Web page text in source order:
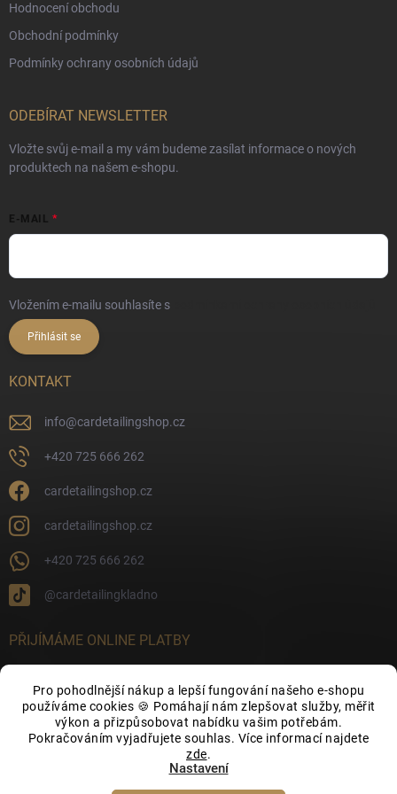
Pro pohodlnější nákup a lepší fungování našeho e-shopu
používáme cookies 🍪 Pomáhají nám zlepšovat služby, měřit
výkon a přizpůsobovat nabídku vašim potřebám.
Pokračováním vyjadřujete souhlas. Více informací najdete
zde.
Nastavení
Hodnocení obchodu
Obchodní podmínky
Podmínky ochrany osobních údajů
ODEBÍRAT NEWSLETTER
Vložte svůj e-mail a my vám budeme zasílat informace o nových
produktech na našem e-shopu.
E-MAIL
Vložením e-mailu souhlasíte s
Přihlásit se
KONTAKT
info@cardetailingshop.cz
+420 725 666 262
cardetailingshop.cz
cardetailingshop.cz
+420 725 666 262
@cardetailingkladno
PŘIJÍMÁME ONLINE PLATBY
FACEBOOK